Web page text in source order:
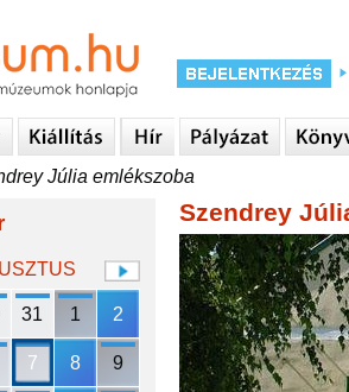
Júlia emlékszoba
31 1 2
7 8 9
Szendrey